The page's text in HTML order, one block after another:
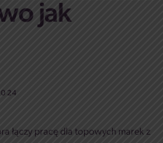
jak
łączy pracę dla topowych marek z